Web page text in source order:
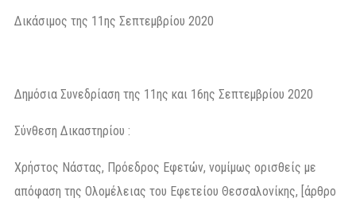
Δικάσιμος της 11ης Σεπτεμβρίου 2020
Δημόσια Συνεδρίαση της 11ης και 16ης Σεπτεμβρίου 2020
Σύνθεση Δικαστηρίου :
Χρήστος Νάστας, Πρόεδρος Εφετών, νομίμως ορισθείς με
απόφαση της Ολομέλειας του Εφετείου Θεσσαλονίκης, [άρθρο